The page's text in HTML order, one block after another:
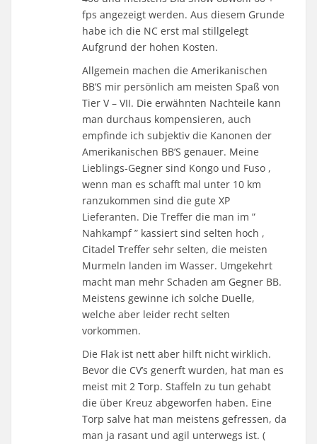
fps angezeigt werden. Aus diesem Grunde
habe ich die NC erst mal stillgelegt
Aufgrund der hohen Kosten.
Allgemein machen die Amerikanischen
BB’S mir persönlich am meisten Spaß von
Tier V – VII. Die erwähnten Nachteile kann
man durchaus kompensieren, auch
empfinde ich subjektiv die Kanonen der
Amerikanischen BB’S genauer. Meine
Lieblings-Gegner sind Kongo und Fuso ,
wenn man es schafft mal unter 10 km
ranzukommen sind die gute XP
Lieferanten. Die Treffer die man im ”
Nahkampf ” kassiert sind selten hoch ,
Citadel Treffer sehr selten, die meisten
Murmeln landen im Wasser. Umgekehrt
macht man mehr Schaden am Gegner BB.
Meistens gewinne ich solche Duelle,
welche aber leider recht selten
vorkommen.
Die Flak ist nett aber hilft nicht wirklich.
Bevor die CV’s generft wurden, hat man es
meist mit 2 Torp. Staffeln zu tun gehabt
die über Kreuz abgeworfen haben. Eine
Torp salve hat man meistens gefressen, da
man ja rasant und agil unterwegs ist. (